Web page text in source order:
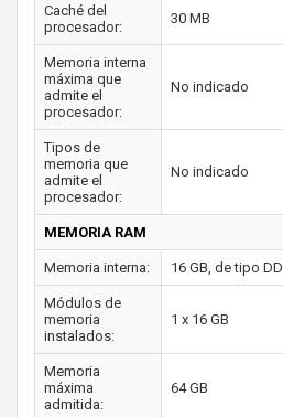
Caché del
procesador:
30 MB
Memoria interna
máxima que
admite el
procesador:
No indicado
Tipos de
memoria que
admite el
procesador:
No indicado
MEMORIA RAM
Memoria interna: 16 GB, de tipo
Módulos de
memoria
instalados:
1 x 16 GB
Memoria
máxima
admitida:
64 GB